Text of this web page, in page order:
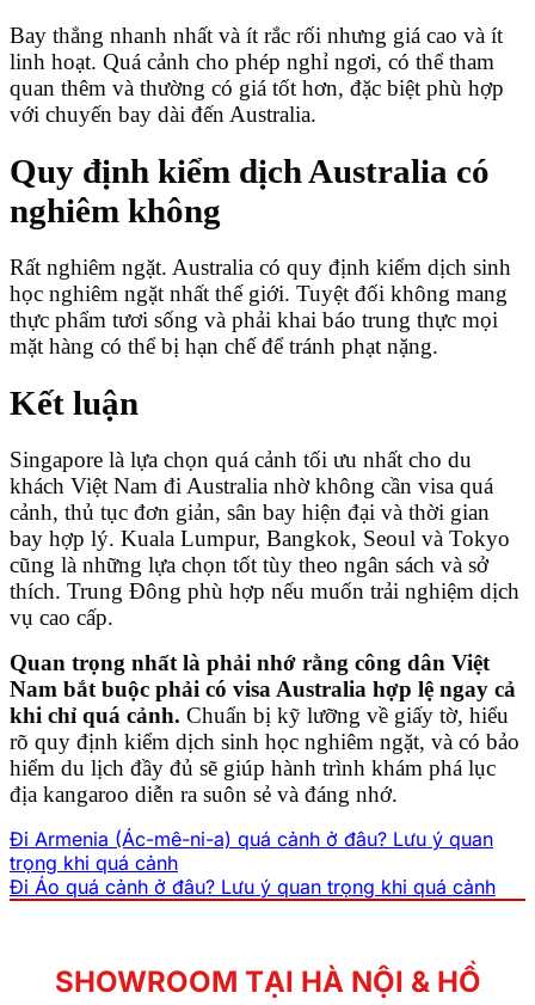
Bay thẳng nhanh nhất và ít rắc rối nhưng giá cao và ít
linh hoạt. Quá cảnh cho phép nghỉ ngơi, có thể tham
quan thêm và thường có giá tốt hơn, đặc biệt phù hợp
với chuyến bay dài đến Australia.
Quy định kiểm dịch Australia có
nghiêm không
Rất nghiêm ngặt. Australia có quy định kiểm dịch sinh
học nghiêm ngặt nhất thế giới. Tuyệt đối không mang
thực phẩm tươi sống và phải khai báo trung thực mọi
mặt hàng có thể bị hạn chế để tránh phạt nặng.
Kết luận
Singapore là lựa chọn quá cảnh tối ưu nhất cho du
khách Việt Nam đi Australia nhờ không cần visa quá
cảnh, thủ tục đơn giản, sân bay hiện đại và thời gian
bay hợp lý. Kuala Lumpur, Bangkok, Seoul và Tokyo
cũng là những lựa chọn tốt tùy theo ngân sách và sở
thích. Trung Đông phù hợp nếu muốn trải nghiệm dịch
vụ cao cấp.
Quan trọng nhất là phải nhớ rằng công dân Việt
Nam bắt buộc phải có visa Australia hợp lệ ngay cả
khi chỉ quá cảnh. Chuẩn bị kỹ lưỡng về giấy tờ, hiểu
rõ quy định kiểm dịch sinh học nghiêm ngặt, và có bảo
hiểm du lịch đầy đủ sẽ giúp hành trình khám phá lục
địa kangaroo diễn ra suôn sẻ và đáng nhớ.
Đi Armenia (Ác-mê-ni-a) quá cảnh ở đâu? Lưu ý quan
trọng khi quá cảnh
Đi Áo quá cảnh ở đâu? Lưu ý quan trọng khi quá cảnh
SHOWROOM TẠI HÀ NỘI & HỒ